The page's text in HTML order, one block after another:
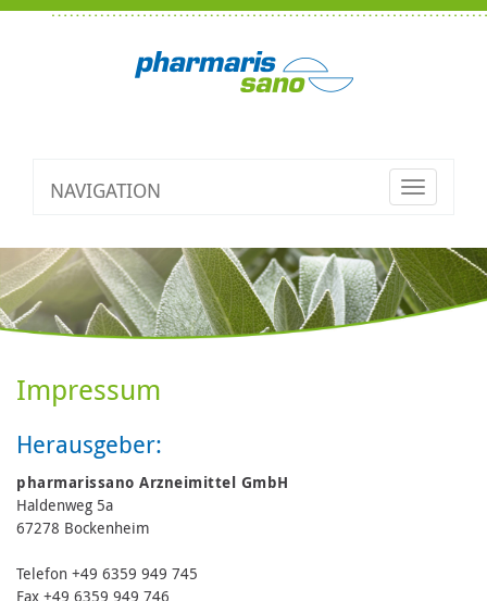
NAVIGATION
Toggle
Impressum
Herausgeber:
pharmarissano Arzneimittel GmbH
Haldenweg 5a
67278 Bockenheim
Telefon +49 6359 949 745
Fax +49 6359 949 746